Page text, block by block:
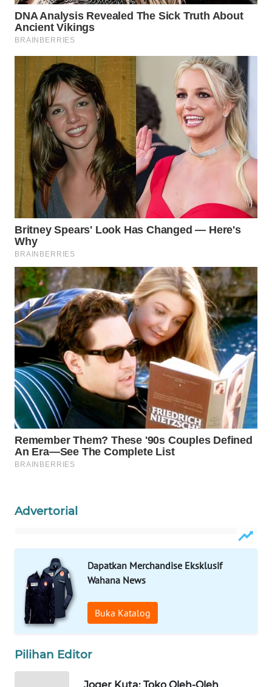
Advertorial
Dapatkan Merchandise Eksklusif
Wahana News
Buka Katalog
Pilihan Editor
TANI
WAHANA
WAHANA
INFRASTRUKTUR
WAHANA
KONSUMEN
WAHANA
LISTRIK
WAHANA
TRAVEL
TV
WAHANANEWS
ID
WAHANANEWS
CO ID
WAHANANEWS
NET
WAHANA
SPORT
SELEB
WAHANA
PERSONA
WAHANA
OTOMOTIF
WAHANA